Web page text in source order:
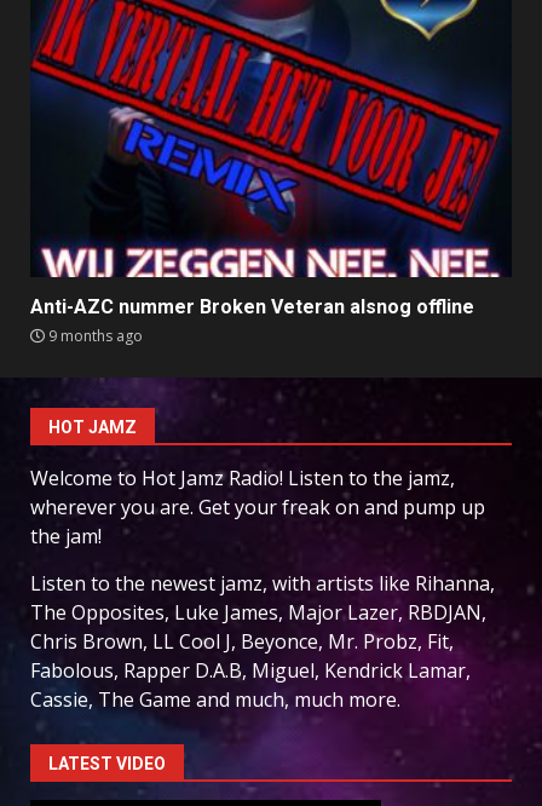
Anti-AZC nummer Broken Veteran alsnog offline
9 months ago
HOT JAMZ
Welcome to Hot Jamz Radio! Listen to the jamz,
wherever you are. Get your freak on and pump up
the jam!
Listen to the newest jamz, with artists like Rihanna,
The Opposites, Luke James, Major Lazer, RBDJAN,
Chris Brown, LL Cool J, Beyonce, Mr. Probz, Fit,
Fabolous, Rapper D.A.B, Miguel, Kendrick Lamar,
Cassie, The Game and much, much more.
LATEST VIDEO